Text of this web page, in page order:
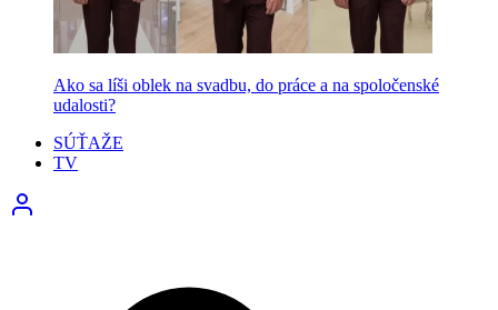
Ako sa líši oblek na svadbu, do práce a na spoločenské
udalosti?
SÚŤAŽE
TV